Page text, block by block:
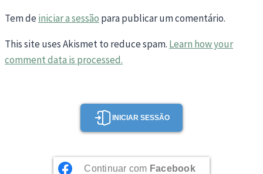
Tem deiniciar a sessão para publicar um comentário.
This site uses Akismet to reduce spam. Learn how your
comment data is processed.
INICIAR SESSÃO
Continuar com Facebook